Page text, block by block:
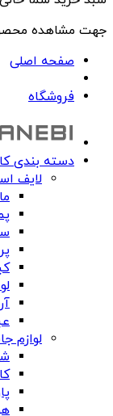
جهت مشاهده
صفحه اصلی
فروشگاه
دسته بندی
لایف
لوازم